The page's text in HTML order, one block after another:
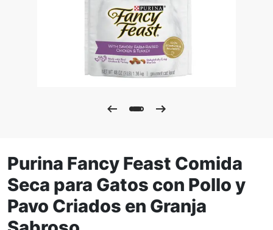
Purina Fancy Feast Comida
Seca para Gatos con Pollo y
Pavo Criados en Granja